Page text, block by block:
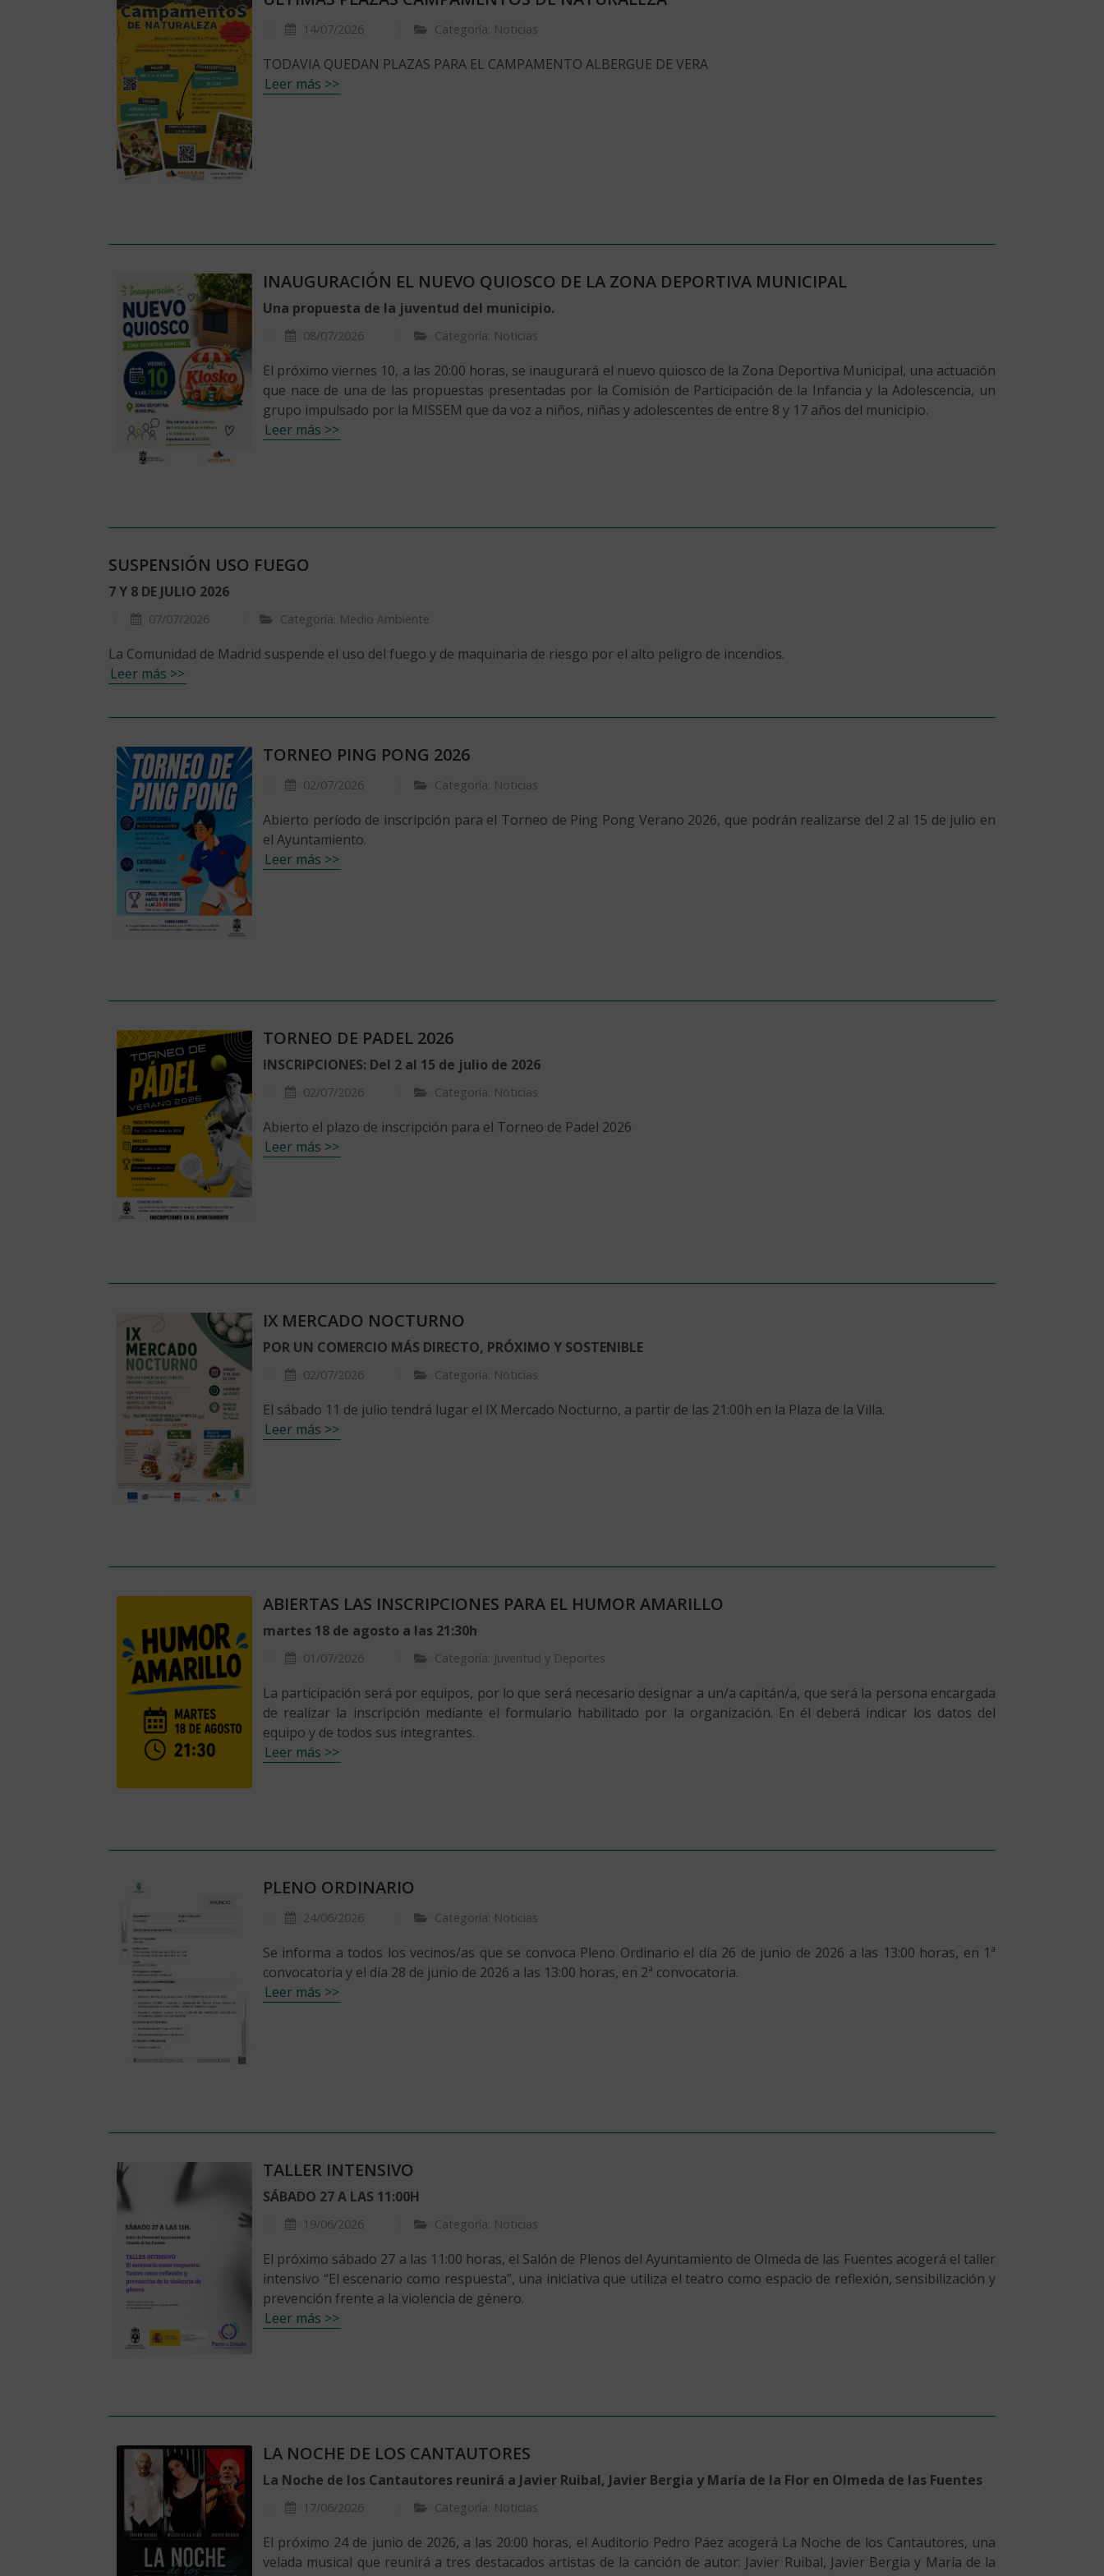
14/07/2026 Categoría: Noticias
TODAVIA QUEDAN PLAZAS PARA EL CAMPAMENTO ALBERGUE DE VERA
Leer más >>
INAUGURACIÓN EL NUEVO QUIOSCO DE LA ZONA DEPORTIVA MUNICIPAL
Una propuesta de la juventud del municipio.
08/07/2026 Categoría: Noticias
El próximo viernes 10, a las 20:00 horas, se inaugurará el nuevo quiosco de la Zona Deportiva Municipal, una actuación
que nace de una de las propuestas presentadas por la Comisión de Participación de la Infancia y la Adolescencia, un
grupo impulsado por la MISSEM que da voz a niños, niñas y adolescentes de entre 8 y 17 años del municipio.
Leer más >>
SUSPENSIÓN USO FUEGO
7 Y 8 DE JULIO 2026
07/07/2026 Categoría: Medio Ambiente
La Comunidad de Madrid suspende el uso del fuego y de maquinaria de riesgo por el alto peligro de incendios.
Leer más >>
TORNEO PING PONG 2026
02/07/2026 Categoría: Noticias
Abierto período de inscripción para el Torneo de Ping Pong Verano 2026, que podrán realizarse del 2 al 15 de julio en
el Ayuntamiento.
Leer más >>
TORNEO DE PADEL 2026
INSCRIPCIONES: Del 2 al 15 de julio de 2026
02/07/2026 Categoría: Noticias
Abierto el plazo de inscripción para el Torneo de Padel 2026
Leer más >>
IX MERCADO NOCTURNO
POR UN COMERCIO MÁS DIRECTO, PRÓXIMO Y SOSTENIBLE
02/07/2026 Categoría: Noticias
El sábado 11 de julio tendrá lugar el IX Mercado Nocturno, a partir de las 21:00h en la Plaza de la Villa.
Leer más >>
ABIERTAS LAS INSCRIPCIONES PARA EL HUMOR AMARILLO
martes 18 de agosto a las 21:30h
01/07/2026 Categoría: Juventud y Deportes
La participación será por equipos, por lo que será necesario designar a un/a capitán/a, que será la persona encargada
de realizar la inscripción mediante el formulario habilitado por la organización. En él deberá indicar los datos del
equipo y de todos sus integrantes.
Leer más >>
PLENO ORDINARIO
24/06/2026 Categoría: Noticias
Se informa a todos los vecinos/as que se convoca Pleno Ordinario el día 26 de junio de 2026 a las 13:00 horas, en 1ª
convocatoria y el día 28 de junio de 2026 a las 13:00 horas, en 2ª convocatoria.
Leer más >>
TALLER INTENSIVO
SÁBADO 27 A LAS 11:00H
19/06/2026 Categoría: Noticias
El próximo sábado 27 a las 11:00 horas, el Salón de Plenos del Ayuntamiento de Olmeda de las Fuentes acogerá el taller
intensivo “El escenario como respuesta”, una iniciativa que utiliza el teatro como espacio de reflexión, sensibilización y
prevención frente a la violencia de género.
Leer más >>
LA NOCHE DE LOS CANTAUTORES
La Noche de los Cantautores reunirá a Javier Ruibal, Javier Bergia y María de la Flor en Olmeda de las Fuentes
17/06/2026 Categoría: Noticias
El próximo 24 de junio de 2026, a las 20:00 horas, el Auditorio Pedro Páez acogerá La Noche de los Cantautores, una
velada musical que reunirá a tres destacados artistas de la canción de autor: Javier Ruibal, Javier Bergia y María de la